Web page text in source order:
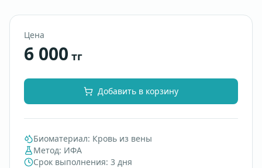
Цена
6 000 тг
Добавить в корзину
Биоматериал: Кровь из вены
Метод: ИФА
Срок выполнения: 3 дня